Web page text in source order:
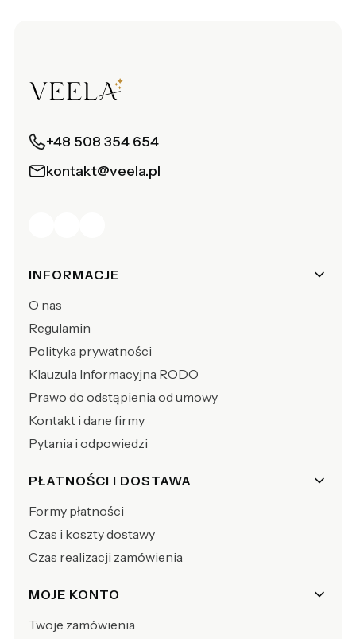
+48 508 354 654
kontakt@veela.pl
Linki w stopce
INFORMACJE
O nas
Regulamin
Polityka prywatności
Klauzula Informacyjna RODO
Prawo do odstąpienia od umowy
Kontakt i dane firmy
Pytania i odpowiedzi
PŁATNOŚCI I DOSTAWA
Formy płatności
Czas i koszty dostawy
Czas realizacji zamówienia
MOJE KONTO
Twoje zamówienia